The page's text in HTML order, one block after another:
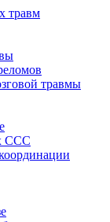
травм
травмы
ССС